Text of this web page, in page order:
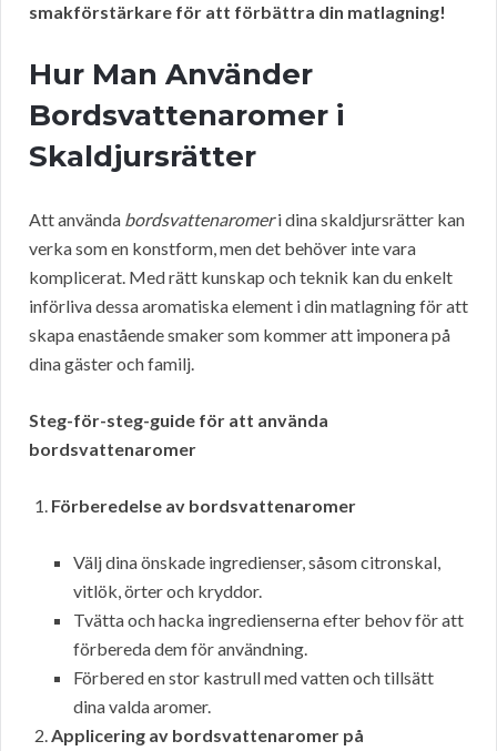
smakförstärkare för att förbättra din matlagning!
Hur Man Använder
Bordsvattenaromer i
Skaldjursrätter
Att använda bordsvattenaromeri dina skaldjursrätter kan
verka som en konstform, men det behöver inte vara
komplicerat. Med rätt kunskap och teknik kan du enkelt
införliva dessa aromatiska element i din matlagning för att
skapa enastående smaker som kommer att imponera på
dina gäster och familj.
Steg-för-steg-guide för att använda
bordsvattenaromer
Förberedelse av bordsvattenaromer
Välj dina önskade ingredienser, såsom citronskal,
vitlök, örter och kryddor.
Tvätta och hacka ingredienserna efter behov för att
förbereda dem för användning.
Förbered en stor kastrull med vatten och tillsätt
dina valda aromer.
Applicering av bordsvattenaromer på